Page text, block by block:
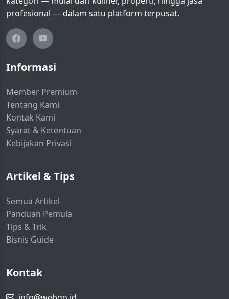
profesional — dalam satu platform terpusat.
Informasi
Member Premium
Tentang Kami
Kontak Kami
Syarat & Ketentuan
Kebijakan Privasi
Artikel & Tips
Semua Artikel
Panduan Pemula
Tips & Trik
Bisnis Guide
Kontak